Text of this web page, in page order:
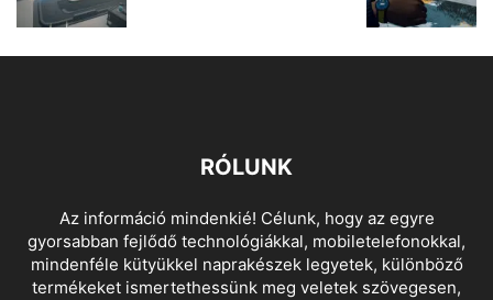
RÓLUNK
Az információ mindenkié! Célunk, hogy az egyre
gyorsabban fejlődő technológiákkal, mobiletelefonokkal,
mindenféle kütyükkel naprakészek legyetek, különböző
termékeket ismertethessünk meg veletek szövegesen,